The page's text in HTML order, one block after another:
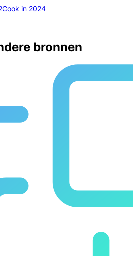
in 2024
bronnen